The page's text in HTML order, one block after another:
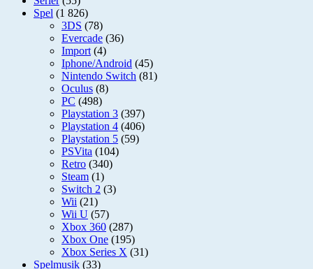
Spel (1 826)
3DS (78)
Evercade (36)
Import (4)
Iphone/Android (45)
Nintendo Switch (81)
Oculus (8)
PC (498)
Playstation 3 (397)
Playstation 4 (406)
Playstation 5 (59)
PSVita (104)
Retro (340)
Steam (1)
Switch 2 (3)
Wii (21)
Wii U (57)
Xbox 360 (287)
Xbox One (195)
Xbox Series X (31)
Spelmusik (33)